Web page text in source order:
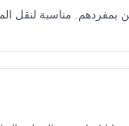
بمفردهم. مناسبة لنقل